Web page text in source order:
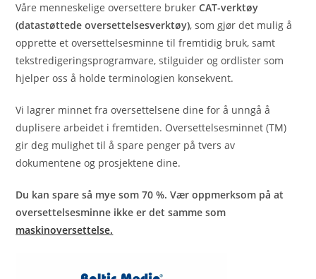
Våre menneskelige oversettere brukerCAT-verktøy
(datastøttede oversettelsesverktøy), som gjør det mulig å
opprette et oversettelsesminne til fremtidig bruk, samt
tekstredigeringsprogramvare, stilguider og ordlister som
hjelper oss å holde terminologien konsekvent.
Vi lagrer minnet fra oversettelsene dine for å unngå å
duplisere arbeidet i fremtiden. Oversettelsesminnet (TM)
gir deg mulighet til å spare penger på tvers av
dokumentene og prosjektene dine.
Du kan spare så mye som 70 %. Vær oppmerksom på at
oversettelsesminne ikke er det samme som
maskinoversettelse.